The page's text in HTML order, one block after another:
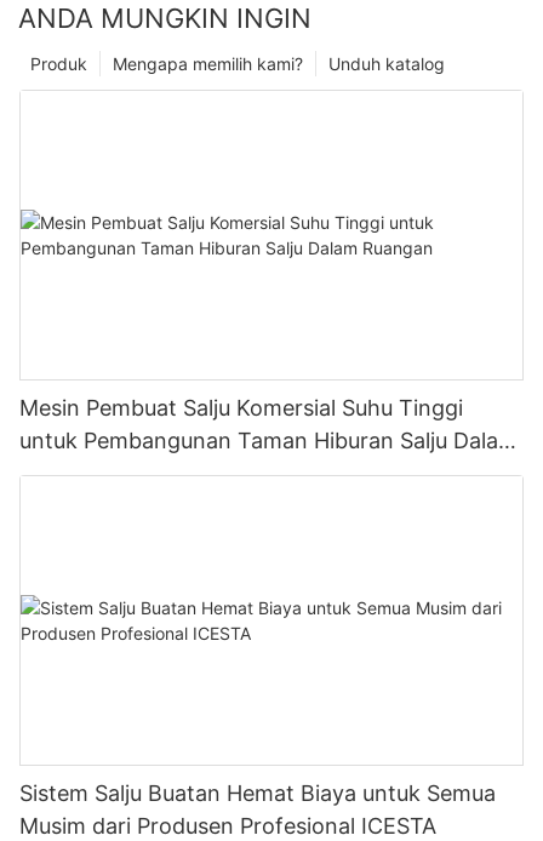
ANDA MUNGKIN INGIN
Unduh katalog
Mengapa memilih kami?
Produk
Mesin Pembuat Salju Komersial Suhu Tinggi
untuk Pembangunan Taman Hiburan Salju Dalam
Ruangan
Sistem Salju Buatan Hemat Biaya untuk Semua
Musim dari Produsen Profesional ICESTA